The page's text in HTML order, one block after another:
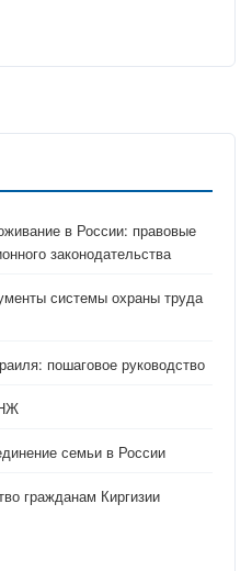
в России: правовые
законодательства
системы охраны труда
пошаговое руководство
семьи в России
гражданам Киргизии